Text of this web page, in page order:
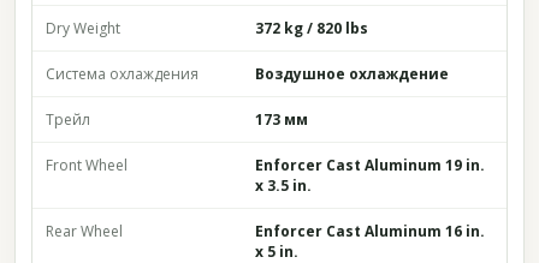
Dry Weight 372 kg / 820 lbs
Система охлаждения Воздушное охлаждение
Трейл 173 мм
Front Wheel
Enforcer Cast Aluminum 19 in.
x 3.5 in.
Rear Wheel
Enforcer Cast Aluminum 16 in.
x 5 in.